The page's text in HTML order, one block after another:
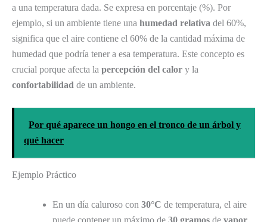
a una temperatura dada. Se expresa en porcentaje (%). Por
ejemplo, si un ambiente tiene una humedad relativa del 60%,
significa que el aire contiene el 60% de la cantidad máxima de
humedad que podría tener a esa temperatura. Este concepto es
crucial porque afecta la percepción del calor y la
confortabilidad de un ambiente.
Por qué aparece un hongo en el tronco de un árbol y
qué hacer
Ejemplo Práctico
En un día caluroso con 30°C de temperatura, el aire